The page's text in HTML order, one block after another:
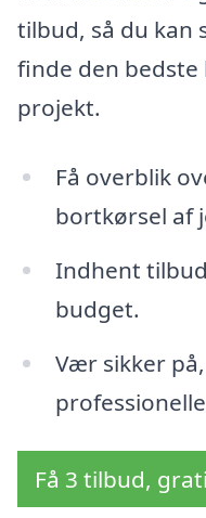
tilbud, så du kan
finde den
projekt.
Få overblik
bortkørsel af
Indhent
budget.
Vær sikker
Få 3 tilbud,